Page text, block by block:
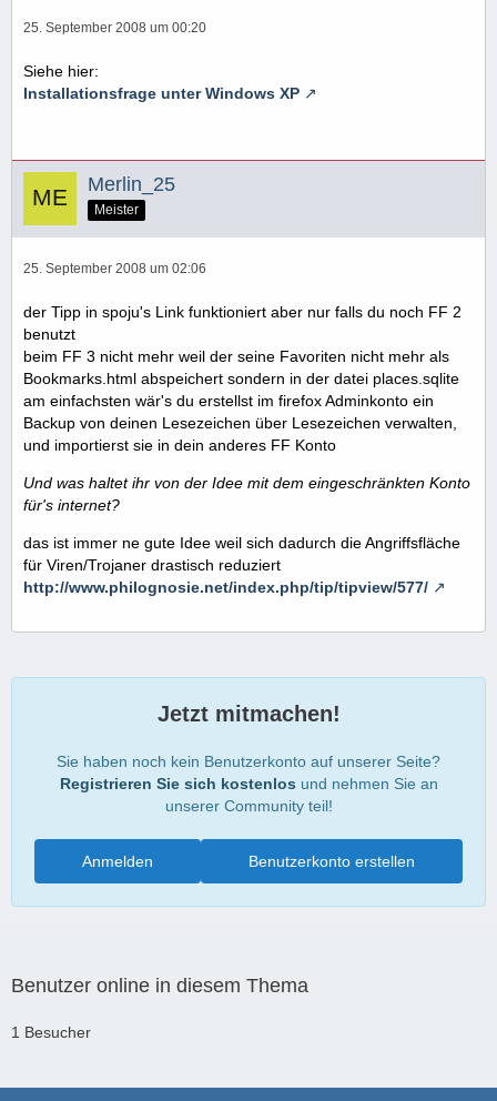
25. September 2008 um 00:20
Siehe hier:
Installationsfrage unter Windows XP
Merlin_25
Meister
25. September 2008 um 02:06
der Tipp in spoju's Link funktioniert aber nur falls du noch FF 2
benutzt
beim FF 3 nicht mehr weil der seine Favoriten nicht mehr als
Bookmarks.html abspeichert sondern in der datei places.sqlite
am einfachsten wär's du erstellst im firefox Adminkonto ein
Backup von deinen Lesezeichen über Lesezeichen verwalten,
und importierst sie in dein anderes FF Konto
Und was haltet ihr von der Idee mit dem eingeschränkten Konto
für's internet?
das ist immer ne gute Idee weil sich dadurch die Angriffsfläche
für Viren/Trojaner drastisch reduziert
http://www.philognosie.net/index.php/tip/tipview/577/
Jetzt mitmachen!
Sie haben noch kein Benutzerkonto auf unserer Seite?
Registrieren Sie sich kostenlos und nehmen Sie an
unserer Community teil!
Benutzerkonto erstellen
Anmelden
Benutzer online in diesem Thema
1 Besucher